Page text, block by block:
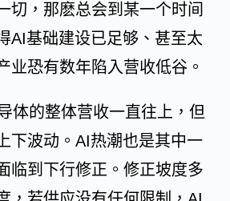
切，那麽总会到某一个时间
AI基础建设已足够、甚至太
业恐有数年陷入营收低谷。
体的整体营收一直往上，但
下波动。AI热潮也是其中一
临到下行修正。修正坡度多